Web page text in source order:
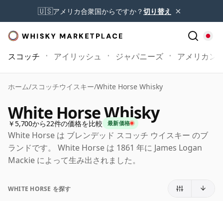
🇺🇸アメリカ合衆国からですか？切り替え ×
スコッチ アイリッシュ ジャパニーズ アメリカン
ホーム/スコッチウイスキー/White Horse Whisky
White Horse Whisky
￥5,700から22件の価格を比較 最新価格
White Horse は ブレンデッド スコッチ ウイスキー のブ
ランドです。 White Horse は 1861 年に James Logan
Mackie によって生み出されました。
WHITE HORSE を探す